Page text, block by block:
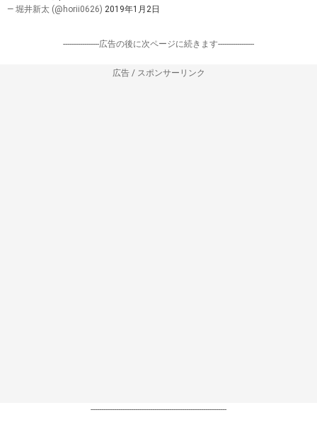
— 堀井新太 (@horii0626) 2019年1月2日
-----------------広告の後に次ページに続きます-----------------
広告 / スポンサーリンク
----------------------------------------------------------------